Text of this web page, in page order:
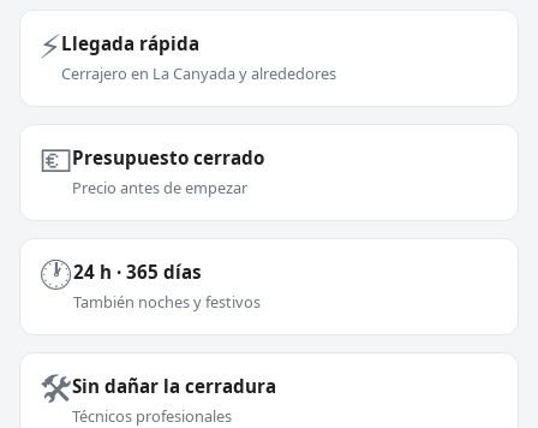
⚡Llegada rápida
Cerrajero en La Canyada y alrededores
💶Presupuesto cerrado
Precio antes de empezar
🕐24 h · 365 días
También noches y festivos
🛠️Sin dañar la cerradura
Técnicos profesionales